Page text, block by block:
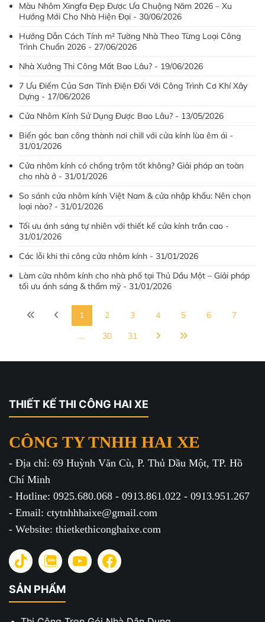
Màu Nhôm Xingfa Đẹp Được Ưa Chuộng Năm 2026 – Xu
Hướng Mới Cho Nhà Hiện Đại - 30/06/2026
Hướng Dẫn Cách Tính m² Tường Nhà Theo Từng Loại Công
Trình Chuẩn 2026 - 27/06/2026
Nhà Xưởng Thi Công Mất Bao Lâu? - 19/06/2026
7 Ưu Điểm Của Sơn Tĩnh Điện Đối Với Công Trình Cơ Khí Xây
Dựng - 17/06/2026
Cửa Nhôm Kính Sử Dụng Được Bao Lâu? - 13/05/2026
Biến góc ban công thành nơi chill với cửa kính lùa êm ái -
31/01/2026
Cửa nhôm kính có chống trộm tốt không? Giải pháp an toàn
cho nhà ở - 31/01/2026
So sánh cửa nhôm kính Việt Nam & cửa nhập khẩu: Nên chọn
loại nào? - 31/01/2026
Tối ưu ánh sáng tự nhiên với thiết kế cửa kính trần cao -
31/01/2026
Các lỗi khi thi công cửa nhôm kính - 31/01/2026
Làm cửa nhôm kính cho nhà phố tại Thủ Dầu Một – Giải pháp
tối ưu ánh sáng & thẩm mỹ - 31/01/2026
1 2 3 4 5 6
7
...
30 31
THIẾT KẾ THI CÔNG HAI XE
CÔNG TY TNHH HAI XE
- Địa chỉ: 69 Huỳnh Văn Cù, P. Thủ Dầu Một, TP. Hồ
Chí Minh
- Hotline: 0925.680.068 - 0913.861.022 - 0913.951.267
- Email: ctytnhhhaixe@gmail.com
- Website: thietkethiconghaixe.com
SẢN PHẨM